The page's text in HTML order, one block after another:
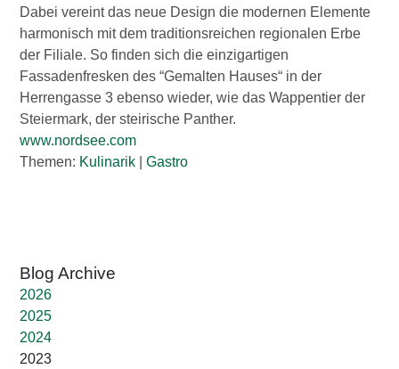
Dabei vereint das neue Design die modernen Elemente
harmonisch mit dem traditionsreichen regionalen Erbe
der Filiale. So finden sich die einzigartigen
Fassadenfresken des “Gemalten Hauses“ in der
Herrengasse 3 ebenso wieder, wie das Wappentier der
Steiermark, der steirische Panther.
www.nordsee.com
Themen: Kulinarik |Gastro
2026
2025
2024
2023